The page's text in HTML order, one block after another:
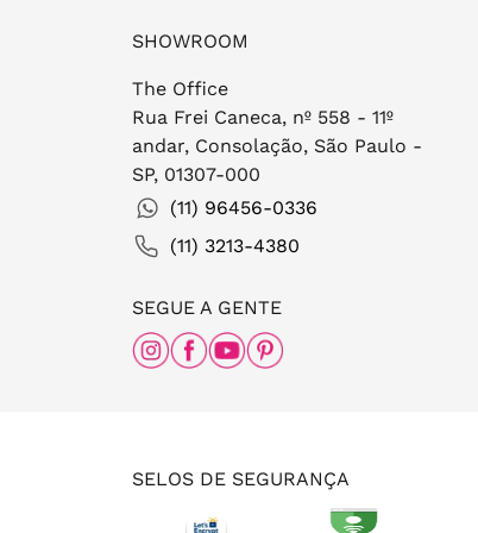
SHOWROOM
The Office
Rua Frei Caneca, nº 558 - 11º
andar, Consolação, São Paulo -
SP, 01307-000
(11) 96456-0336
(11) 3213-4380
SEGUE A GENTE
SELOS DE SEGURANÇA